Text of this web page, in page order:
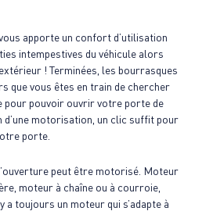
apporte un confort d’utilisation
intempestives du véhicule alors
! Terminées, les bourrasques
que vous êtes en train de chercher
pour pouvoir ouvrir votre porte de
d’une motorisation, un clic suffit pour
porte.
peut être motorisé. Moteur
moteur à chaîne ou à courroie,
toujours un moteur qui s’adapte à